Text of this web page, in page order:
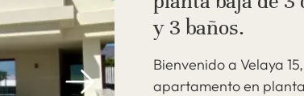
y 3 baños.
Bienvenido a Velaya
apartamento en